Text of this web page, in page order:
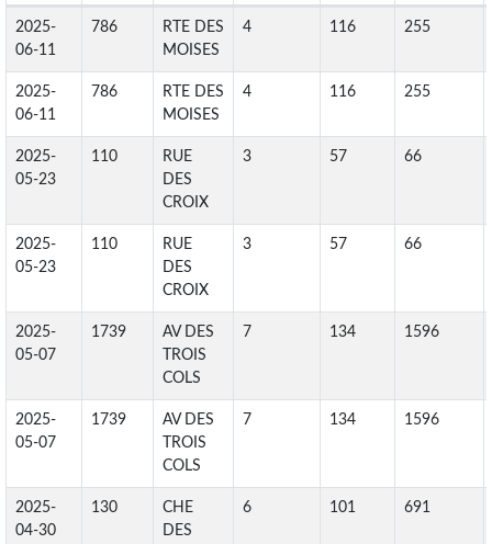
2025-
06-11
786
RTE DES
MOISES
4 116 255
2025-
06-11
786
RTE DES
MOISES
4 116 255
2025-
05-23
110
RUE
DES
CROIX
3 57 66
2025-
05-23
110
RUE
DES
CROIX
3 57 66
2025-
05-07
1739
AV DES
TROIS
COLS
7 134 1596
2025-
05-07
1739
AV DES
TROIS
COLS
7 134 1596
2025-
04-30
130
CHE
DES
6 101 691